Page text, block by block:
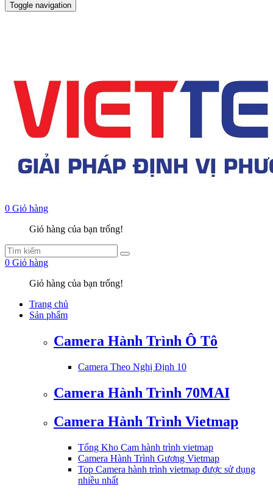
Toggle navigation
0 Giỏ hàng
Giỏ hàng của bạn trống!
0 Giỏ hàng
Giỏ hàng của bạn trống!
Trang chủ
Sản phẩm
Camera Hành Trình Ô Tô
Camera Theo Nghị Định 10
Camera Hành Trình 70MAI
Camera Hành Trình Vietmap
Tổng Kho Cam hành trình vietmap
Camera Hành Trình Gương Vietmap
Top Camera hành trình vietmap được sử dụng
nhiều nhất